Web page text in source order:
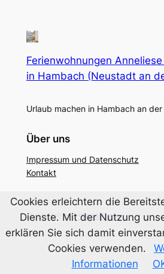
Ferienwohnungen
in Hambach (Neustadt an
Urlaub machen in Hambach an
Über uns
Impressum und Datenschutz
Kontakt
Gestaltet mit WordPress
Cookies erleichtern die
Dienste. Mit der Nutzung
erklären Sie sich damit
Cookies verwenden.
Informationen